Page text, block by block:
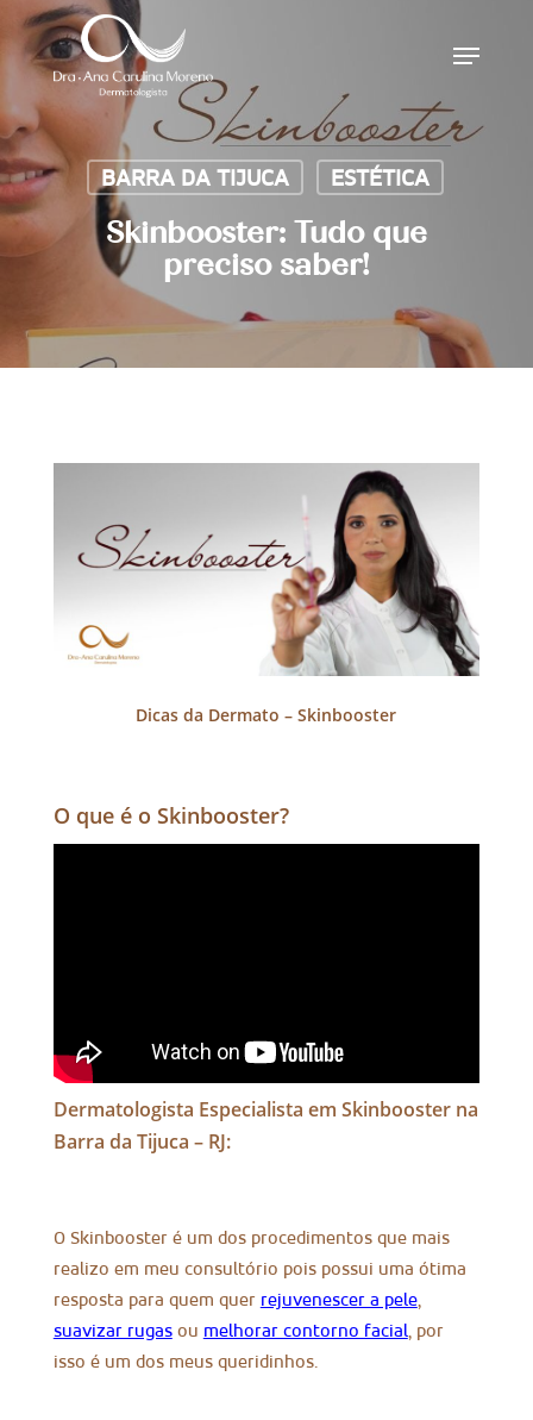
Skip
to
main
content
Menu
BARRA DA TIJUCA ESTÉTICA
Skinbooster: Tudo que
preciso saber!
Dicas da Dermato – Skinbooster
O que é o Skinbooster?
Dermatologista Especialista em Skinbooster na
Barra da Tijuca – RJ:
O Skinbooster é um dos procedimentos que mais
realizo em meu consultório pois possui uma ótima
resposta para quem quer rejuvenescer a pele,
suavizar rugasou melhorar contorno facial , por
isso é um dos meus queridinhos.